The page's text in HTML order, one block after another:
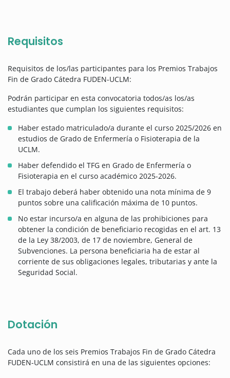
Requisitos
Requisitos de los/las participantes para los Premios Trabajos
Fin de Grado Cátedra FUDEN-UCLM:
Podrán participar en esta convocatoria todos/as los/as
estudiantes que cumplan los siguientes requisitos:
Haber estado matriculado/a durante el curso 2025/2026 en
estudios de Grado de Enfermería o Fisioterapia de la
UCLM.
Haber defendido el TFG en Grado de Enfermería o
Fisioterapia en el curso académico 2025-2026.
El trabajo deberá haber obtenido una nota mínima de 9
puntos sobre una calificación máxima de 10 puntos.
No estar incurso/a en alguna de las prohibiciones para
obtener la condición de beneficiario recogidas en el art. 13
de la Ley 38/2003, de 17 de noviembre, General de
Subvenciones. La persona beneficiaria ha de estar al
corriente de sus obligaciones legales, tributarias y ante la
Seguridad Social.
Dotación
Cada uno de los seis Premios Trabajos Fin de Grado Cátedra
FUDEN-UCLM consistirá en una de las siguientes opciones: